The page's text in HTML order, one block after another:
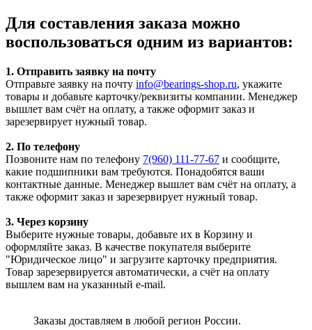
Для составления заказа можно
воспользоваться одним из вариантов:
1. Отправить заявку на почту
Отправьте заявку на почту info@bearings-shop.ru, укажите
товары и добавьте карточку/реквизиты компании. Менеджер
вышлет вам счёт на оплату, а также оформит заказ и
зарезервирует нужный товар.
2. По телефону
Позвоните нам по телефону 7(960) 111-77-67 и сообщите,
какие подшипники вам требуются. Понадобятся ваши
контактные данные. Менеджер вышлет вам счёт на оплату, а
также оформит заказ и зарезервирует нужный товар.
3. Через корзину
Выберите нужные товары, добавьте их в Корзину и
оформляйте заказ. В качестве покупателя выберите
"Юридическое лицо" и загрузите карточку предприятия.
Товар зарезервируется автоматически, а счёт на оплату
вышлем вам на указанный e-mail.
Заказы доставляем в любой регион России.